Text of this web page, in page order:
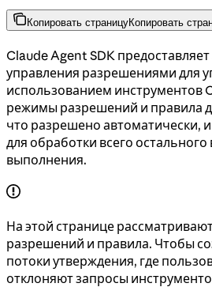
Копировать страницуКопировать
Claude Agent SDK
управления разрешениями для
использованием инструментов
режимы разрешений и правила
что разрешено автоматически,
для обработки всего остального
выполнения.
На этой странице
разрешений и правила. Чтобы
потоки утверждения, где
отклоняют запросы